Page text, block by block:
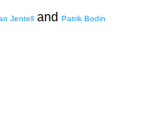
Jentell and Patrik Bodin